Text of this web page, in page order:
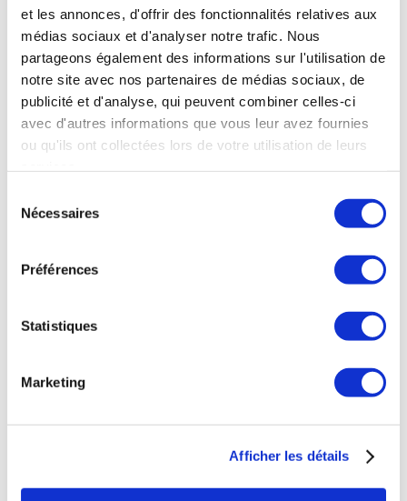
et les annonces, d'offrir des fonctionnalités relatives aux
médias sociaux et d'analyser notre trafic. Nous
partageons également des informations sur l'utilisation de
notre site avec nos partenaires de médias sociaux, de
publicité et d'analyse, qui peuvent combiner celles-ci
avec d'autres informations que vous leur avez fournies
ou qu'ils ont collectées lors de votre utilisation de leurs
Nécessaires
Préférences
Statistiques
Marketing
Afficher les détails
Conseil en financement
parJean-Yves|Juil 8, 2023| NOS SERVICES
Conseil en financement Le financement est un enjeu
taille. Il permet de financer les investissements et
les besoins de trésorerie de l’entreprise et de
financement...